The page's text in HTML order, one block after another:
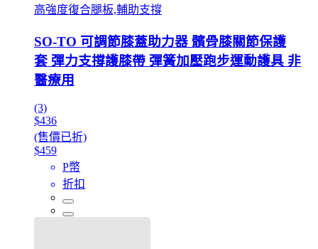
高強度復合腿板,輔助支撐
SO-TO 可調節膝蓋助力器 髕骨膝關節保護
套 彈力支撐護膝帶 彈簧加壓跑步運動護具 非
醫療用
(3)
$436
(售價已折)
$459
P幣
折扣